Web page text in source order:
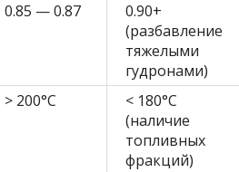
0.85 — 0.87
0.90+
(разбавление
тяжелыми
гудронами)
> 200°C
< 180°C
(наличие
топливных
фракций)